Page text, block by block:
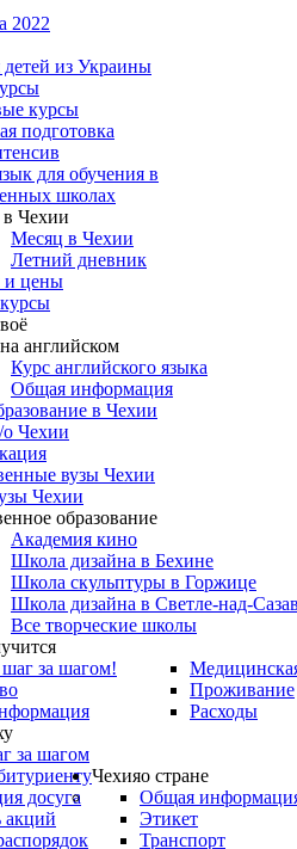
2022
из Украины
курсы
подготовка
для обучения в
школах
Чехии
Месяц в Чехии
Летний дневник
и цены
английском
Курс английского языка
Общая информация
в Чехии
Чехии
вузы Чехии
Чехии
образование
Академия кино
Школа дизайна в Бехине
Школа скульптуры в Горжице
Школа дизайна в Светле-над-
Все творческие школы
за шагом!
Проживание
Расходы
за шагом
досуга
акций
Чехияо стране
Общая
Этикет
Транспорт